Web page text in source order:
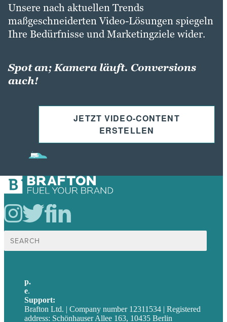
Unsere nach aktuellen Trends
maßgeschneiderten Video-Lösungen spiegeln
Ihre Bedürfnisse und Marketingziele wider.
Spot an; Kamera läuft. Conversions
auch!
JETZT VIDEO-CONTENT
ERSTELLEN
Suche
nach:
p.
e.
Support:
Brafton Ltd. | Company number 12311534 | Registered
address: Schönhauser Allee 163, 10435 Berlin